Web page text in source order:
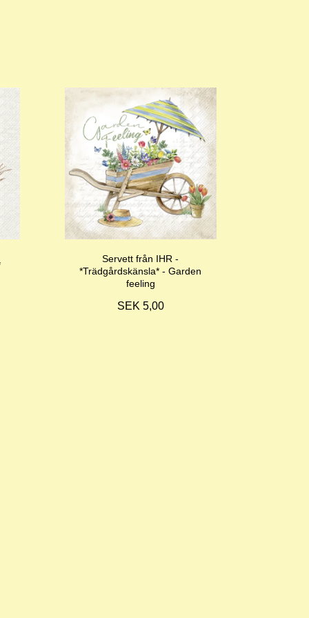
Servett från IHR -
*Trädgårdskänsla* - Garden
feeling
SEK 5,00